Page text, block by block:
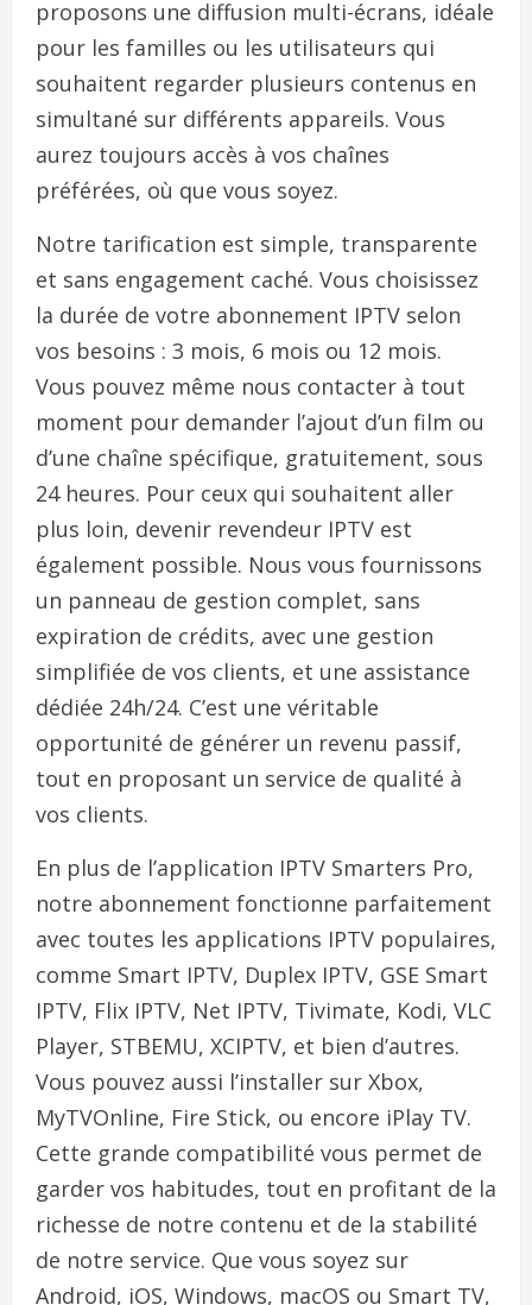
proposons une diffusion multi-écrans, idéale
pour les familles ou les utilisateurs qui
souhaitent regarder plusieurs contenus en
simultané sur différents appareils. Vous
aurez toujours accès à vos chaînes
préférées, où que vous soyez.
Notre tarification est simple, transparente
et sans engagement caché. Vous choisissez
la durée de votre abonnement IPTV selon
vos besoins : 3 mois, 6 mois ou 12 mois.
Vous pouvez même nous contacter à tout
moment pour demander l’ajout d’un film ou
d’une chaîne spécifique, gratuitement, sous
24 heures. Pour ceux qui souhaitent aller
plus loin, devenir revendeur IPTV est
également possible. Nous vous fournissons
un panneau de gestion complet, sans
expiration de crédits, avec une gestion
simplifiée de vos clients, et une assistance
dédiée 24h/24. C’est une véritable
opportunité de générer un revenu passif,
tout en proposant un service de qualité à
vos clients.
En plus de l’application IPTV Smarters Pro,
notre abonnement fonctionne parfaitement
avec toutes les applications IPTV populaires,
comme Smart IPTV, Duplex IPTV, GSE Smart
IPTV, Flix IPTV, Net IPTV, Tivimate, Kodi, VLC
Player, STBEMU, XCIPTV, et bien d’autres.
Vous pouvez aussi l’installer sur Xbox,
MyTVOnline, Fire Stick, ou encore iPlay TV.
Cette grande compatibilité vous permet de
garder vos habitudes, tout en profitant de la
richesse de notre contenu et de la stabilité
de notre service. Que vous soyez sur
Android, iOS, Windows, macOS ou Smart TV,